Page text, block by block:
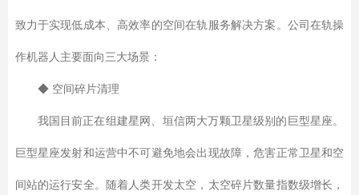
致力于实现低成本、高效率的空间在轨服务解决方案。公司在轨操
作机器人主要面向三大场景：
◆ 空间碎片清理
我国目前正在组建星网、垣信两大万颗卫星级别的巨型星座。
巨型星座发射和运营中不可避免地会出现故障，危害正常卫星和空
间站的运行安全。随着人类开发太空，太空碎片数量指数级增长，